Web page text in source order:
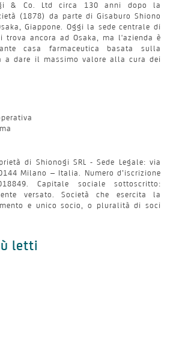
& Co. Ltd circa 130 anni dopo la
(1878) da parte di Gisaburo Shiono
Giappone. Oggi la sede centrale di
trova ancora ad Osaka, ma l'azienda è
casa farmaceutica basata sulla
a dare il massimo valore alla cura dei
di Shionogi SRL - Sede Legale: via
Milano – Italia. Numero d’iscrizione
Capitale sociale sottoscritto:
versato. Società che esercita la
e unico socio, o pluralità di soci
letti